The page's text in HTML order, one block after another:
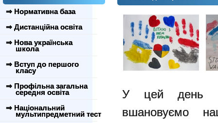
⇒ Нормативна база
⇒ Дистанційна освіта
⇒ Нова українська
школа
⇒ Вступ до першого
класу
⇒ Профільна загальна
середня освіта
⇒ Національний
мультипредметний тест
У цей день
вшановуємо